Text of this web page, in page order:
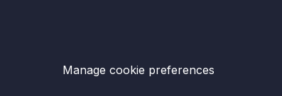
Manage cookie preferences